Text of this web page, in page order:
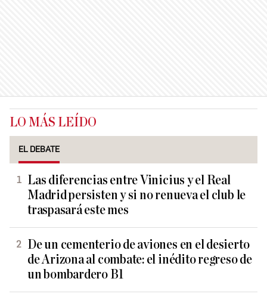
LO MÁS LEÍDO
EL DEBATE
Las diferencias entre Vinicius y el Real
Madrid persisten y si no renueva el club le
traspasará este mes
De un cementerio de aviones en el desierto
de Arizona al combate: el inédito regreso de
un bombardero B1